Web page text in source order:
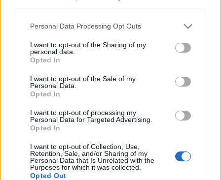
Please note that this website/app uses one or more Google
not limited to your visit or usage behaviour. You may click to
grant or deny consent to Google and its third-party tags to
use your data for below specified purposes in below Google
consent section.
Personal Data Processing Opt Outs
I want to opt-out of the Sharing of my
personal data.
Opted In
I want to opt-out of the Sale of my
Personal Data.
Opted In
I want to opt-out of processing my
Personal Data for Targeted Advertising.
Opted In
I want to opt-out of Collection, Use,
Retention, Sale, and/or Sharing of my
Personal Data that Is Unrelated with the
Purposes for which it was collected.
Opted Out
életét is bemutatja, a látogatók így bepillanthatnak a
restaurálás folyamatába is. A közlemény felidézi a
származó, 119 darabos tallérlelet egy családi ház alapozása
közben került elő. A tulajdonosnak köszönhetően az
érméket szakszerűen tudták feltárni a régészek, akik az
ásás közben még kilenc aranyérmét is találtak.